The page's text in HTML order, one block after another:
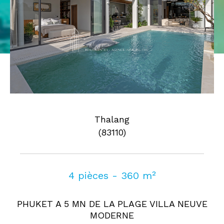
Thalang
(83110)
4 pièces - 360 m²
PHUKET A 5 MN DE LA PLAGE VILLA NEUVE
MODERNE
Pièces
0 1 2 3 4 5
Où
Où
AFFINER LES CRITÈRES
FILTRER PAR